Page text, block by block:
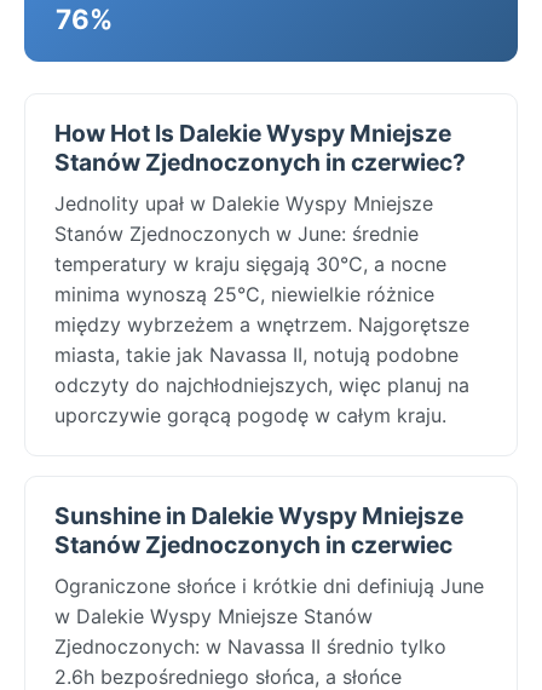
76%
How Hot Is Dalekie Wyspy Mniejsze
Stanów Zjednoczonych in czerwiec?
Jednolity upał w Dalekie Wyspy Mniejsze
Stanów Zjednoczonych w June: średnie
temperatury w kraju sięgają 30°C, a nocne
minima wynoszą 25°C, niewielkie różnice
między wybrzeżem a wnętrzem. Najgorętsze
miasta, takie jak Navassa II, notują podobne
odczyty do najchłodniejszych, więc planuj na
uporczywie gorącą pogodę w całym kraju.
Sunshine in Dalekie Wyspy Mniejsze
Stanów Zjednoczonych in czerwiec
Ograniczone słońce i krótkie dni definiują June
w Dalekie Wyspy Mniejsze Stanów
Zjednoczonych: w Navassa II średnio tylko
2.6h bezpośredniego słońca, a słońce